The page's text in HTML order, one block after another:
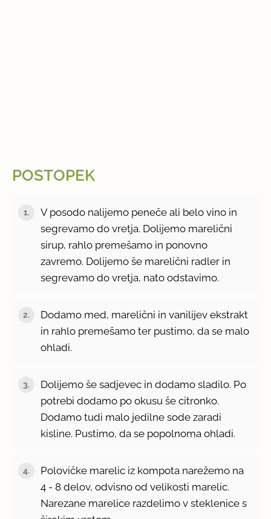
POSTOPEK
1.
V posodo nalijemo peneče ali belo vino in
segrevamo do vretja. Dolijemo marelični
sirup, rahlo premešamo in ponovno
zavremo. Dolijemo še marelični radler in
segrevamo do vretja, nato odstavimo.
2.
Dodamo med, marelični in vanilijev ekstrakt
in rahlo premešamo ter pustimo, da se malo
ohladi.
3.
Dolijemo še sadjevec in dodamo sladilo. Po
potrebi dodamo po okusu še citronko.
Dodamo tudi malo jedilne sode zaradi
kisline. Pustimo, da se popolnoma ohladi.
4.
Polovičke marelic iz kompota narežemo na
4 - 8 delov, odvisno od velikosti marelic.
Narezane marelice razdelimo v steklenice s